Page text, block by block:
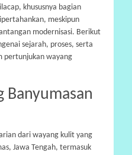
khususnya bagian
meskipun
modernisasi. Berikut
sejarah, proses, serta
pertunjukan wayang
Banyumasan
dari wayang kulit yang
Jawa Tengah, termasuk